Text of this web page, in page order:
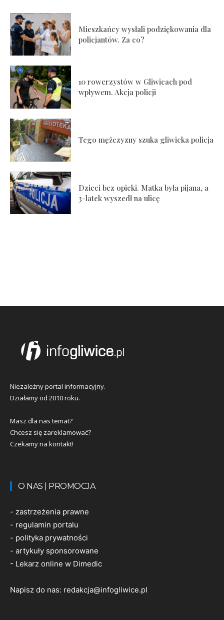
Mieszkańcy wysłali podziękowania dla
policjantów. Za co?
10 rowerzystów w Gliwicach pod
wpływem. Akcja policji
Tego mężczyzny szuka gliwicka policja
Dzieci bez opieki. Matka była pijana, a
3-latek wyszedł na ulicę
Niezależny portal informacyjny.
Działamy od 2010 roku.
Masz dla nas temat?
Chcesz się zareklamować?
Czekamy na kontakt!
O NAS | PROMOCJA
- zastrzeżenia prawne
- regulamin portalu
- polityka prywatności
- artykuły sponsorowane
- Lekarz online w Dimedic
Napisz do nas: redakcja@infogliwice.pl